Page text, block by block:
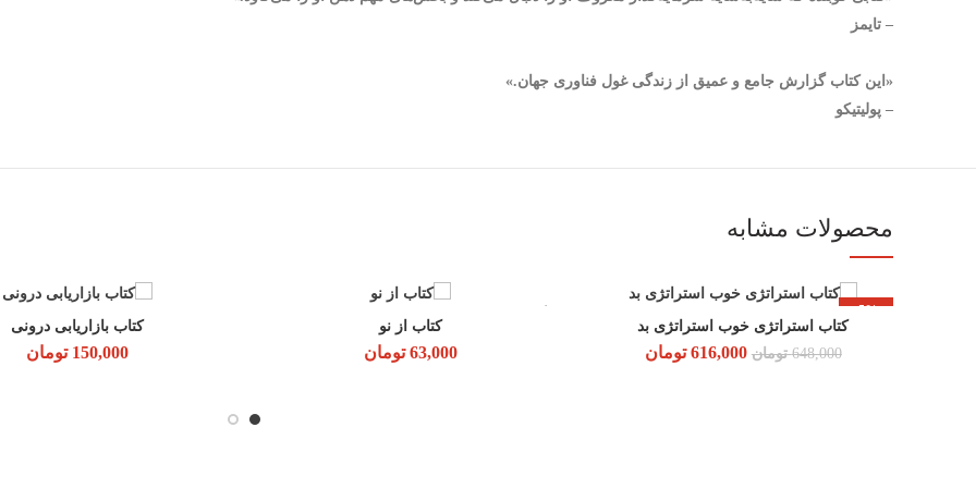
– تایمز
«این کتاب گزارش جامع و عمیق از زندگی غول فناوری جهان.»
– پولیتیکو
محصولات مشابه
-5%
افزودن به سبد خرید
کتاب استراتژی خوب استراتژی بد
648,000 تومان قیمت
616,000 تومان
فروخته شده
اطلاعات بیشتر
کتاب از نو
63,000 تومان
افزودن به سبد خرید
کتاب بازاریابی درونی
150,000 تومان